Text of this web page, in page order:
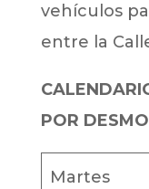
vehículos
entre la
POR
Martes